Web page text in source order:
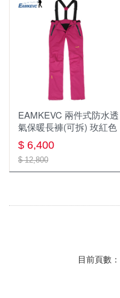
安全帽配件
扁帶 扁帶環 繩圈 腳環
兩件式防水外套
單件式防水外套
涼鞋
短筒健行鞋
溯溪鞋
襪子
帽子,頭巾
鴨舌帽
保暖帽
保暖頭巾
鈦杯
鈦瓶
鈦鍋
背包 包類 袋類
登山背包(30-49L)
登山背包(未滿30L)
腰包 零錢包 小物袋
照明系列
頭燈
旋轉扣
飲水系統
EAMKEVC 兩件式防水透
氣保暖長褲(可拆) 玫紅色
$ 6,400
$ 12,800
目前頁數